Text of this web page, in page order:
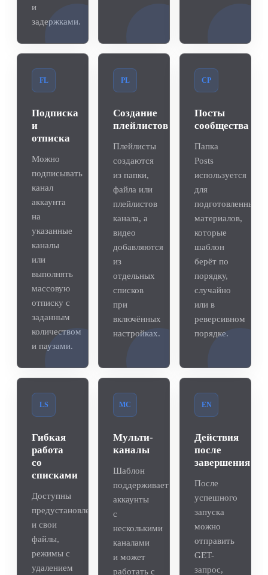
и
задержками.
FL
Подписка
и
отписка
Можно
подписывать
канал
аккаунта
на
указанные
каналы
или
выполнять
массовую
отписку с
заданным
количеством
и паузами.
PL
Создание
плейлистов
Плейлисты
создаются
из папки,
файла или
плейлистов
канала, а
видео
добавляются
из
отдельных
списков
при
включённых
настройках.
CP
Посты
сообщества
Папка
Posts
используется
для
подготовленных
материалов,
которые
шаблон
берёт по
порядку,
случайно
или в
реверсивном
порядке.
LS
Гибкая
работа
со
списками
Доступны
предустановленные
и свои
файлы,
режимы с
удалением
MC
Мульти-
каналы
Шаблон
поддерживает
аккаунты
с
несколькими
каналами
и может
работать с
EN
Действия
после
завершения
После
успешного
запуска
можно
отправить
GET-
запрос,